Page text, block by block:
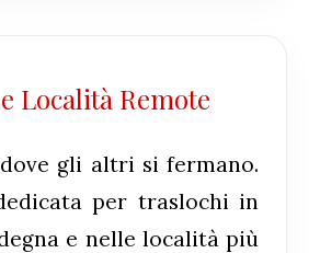
Località Remote
gli altri si fermano.
per traslochi in
e nelle località più